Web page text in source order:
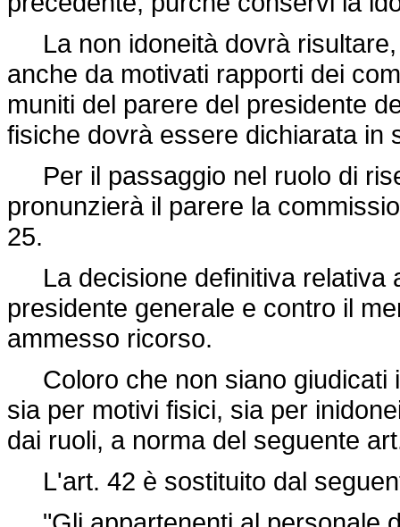
La non idoneità dovrà risultare,
anche da motivati rapporti dei
muniti del parere del presidente
fisiche dovrà essere dichiarata in
Per il passaggio nel ruolo di
pronunzierà il parere la
25.
La decisione definitiva relativa
presidente generale e contro il
ammesso ricorso.
Coloro che non siano giudicati
sia per motivi fisici, sia per
dai ruoli, a norma del seguente
L'art. 42 è sostituito dal